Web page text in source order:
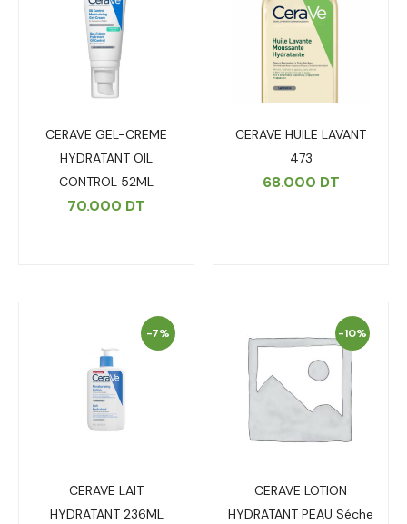
CERAVE GEL-CREME
HYDRATANT OIL
CONTROL 52ML
70.000 DT
CERAVE HUILE LAVANT
473
68.000 DT
-7%
CERAVE LAIT
HYDRATANT 236ML
-10%
CERAVE LOTION
HYDRATANT PEAU Séche